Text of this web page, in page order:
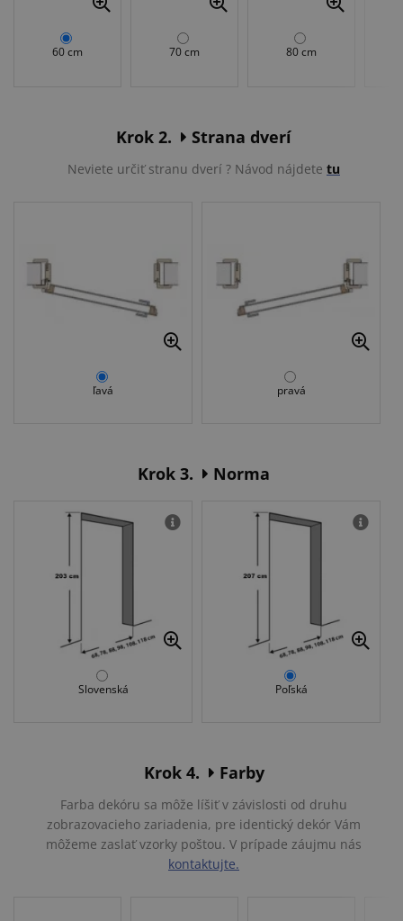
60 cm 70 cm 80 cm
Krok 2. Strana dverí
Neviete určiť stranu dverí ? Návod nájdete tu
ľavá pravá
Krok 3. Norma
Slovenská Poľská
Krok 4. Farby
Farba dekóru sa môže líšiť v závislosti od druhu
zobrazovacieho zariadenia, pre identický dekór Vám
môžeme zaslať vzorky poštou. V prípade záujmu nás
kontaktujte.